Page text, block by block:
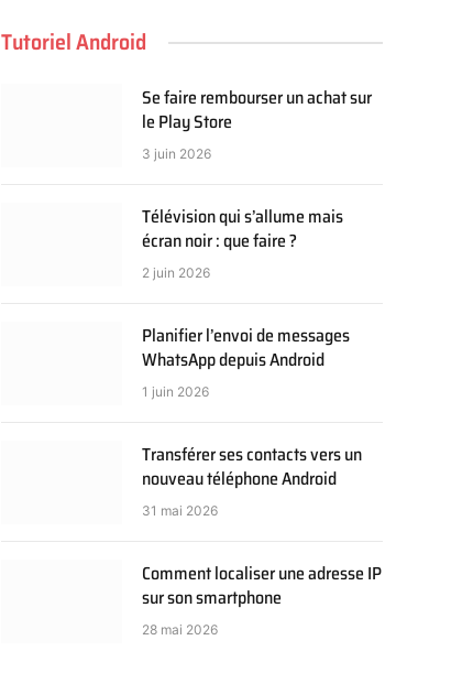
Tutoriel Android
Se faire rembourser un achat sur
le Play Store
3 juin 2026
Télévision qui s’allume mais
écran noir : que faire ?
2 juin 2026
Planifier l’envoi de messages
WhatsApp depuis Android
1 juin 2026
Transférer ses contacts vers un
nouveau téléphone Android
31 mai 2026
Comment localiser une adresse IP
sur son smartphone
28 mai 2026